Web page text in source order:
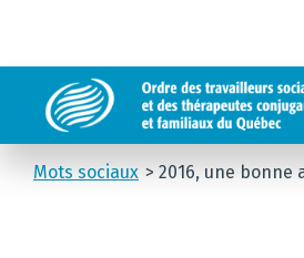
Mots sociaux 2016, une bonne